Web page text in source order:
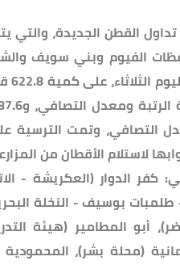
القطن الجديدة، والتي
ومعدل التصافي، وتمت
كفر الدوار (العكريشة -
بوسيف - النخلة
أبو المطامير (هيئة
(محلة بشر)،